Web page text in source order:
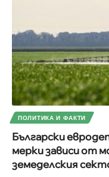
ПОЛИТИКА И ФАКТИ
Български
мерки зависи от
земеделския